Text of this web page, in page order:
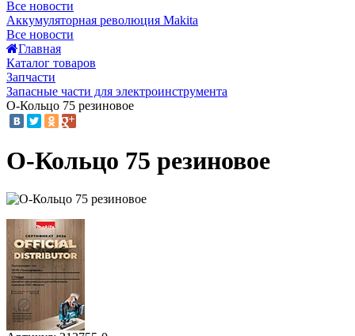
Все новости
Аккумуляторная революция Makita
Все новости
Главная
Каталог товаров
Запчасти
Запасные части для электроинструмента
О-Кольцо 75 резиновое
О-Кольцо 75 резиновое